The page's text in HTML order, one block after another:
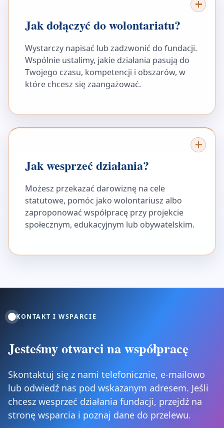
Jak dołączyć do wolontariatu?
Wystarczy napisać lub zadzwonić do fundacji.
Wspólnie ustalimy, jakie działania pasują do
Twojego czasu, kompetencji i obszarów, w
które chcesz się zaangażować.
Jak wesprzeć działania?
Możesz przekazać darowiznę na cele
statutowe, pomóc jako wolontariusz albo
zaproponować współpracę przy projekcie
społecznym, edukacyjnym lub obywatelskim.
KONTAKT I WSPARCIE
Jesteśmy otwarci na współpracę
Skontaktuj się z nami telefonicznie, e-mailowo
lub odwiedź nas pod wskazanym adresem. Jeśli
chcesz wesprzeć działania fundacji, przejdź na
stronę wsparcia i poznaj dane do przelewu.